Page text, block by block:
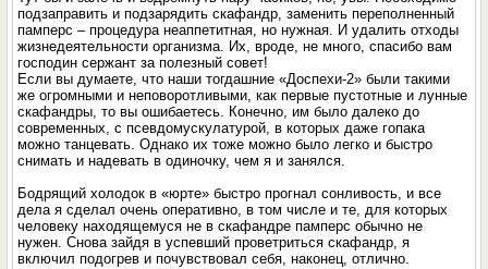
подзаправить и подзарядить скафандр, заменить переполненный
памперс – процедура неаппетитная, но нужная. И удалить отходы
жизнедеятельности организма. Их, вроде, не много, спасибо вам
господин сержант за полезный совет!
Если вы думаете, что наши тогдашние «Доспехи-2» были такими
же огромными и неповоротливыми, как первые пустотные и лунные
скафандры, то вы ошибаетесь. Конечно, им было далеко до
современных, с псевдомускулатурой, в которых даже гопака
можно танцевать. Однако их тоже можно было легко и быстро
снимать и надевать в одиночку, чем я и занялся.
Бодрящий холодок в «юрте» быстро прогнал сонливость, и все
дела я сделал очень оперативно, в том числе и те, для которых
человеку находящемуся не в скафандре памперс обычно не
нужен. Снова зайдя в успевший проветриться скафандр, я
включил подогрев и почувствовал себя, наконец, отлично.